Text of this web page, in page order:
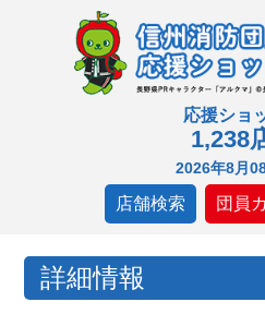
応援ショ
1,238
2026年8月
店舗検索 団員
詳細情報